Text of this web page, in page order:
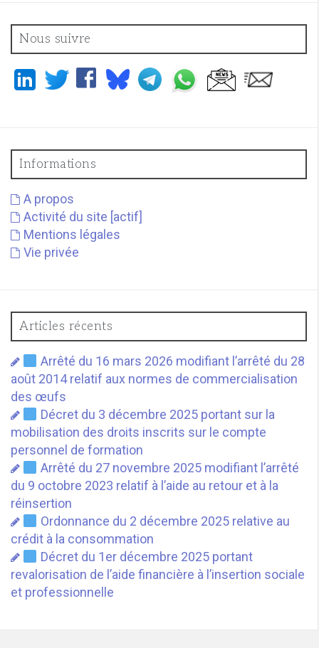
Nous suivre
Informations
A propos
Activité du site [actif]
Mentions légales
Vie privée
Articles récents
Arrêté du 16 mars 2026 modifiant l’arrêté du 28
août 2014 relatif aux normes de commercialisation
des œufs
Décret du 3 décembre 2025 portant sur la
mobilisation des droits inscrits sur le compte
personnel de formation
Arrêté du 27 novembre 2025 modifiant l’arrêté
du 9 octobre 2023 relatif à l’aide au retour et à la
réinsertion
Ordonnance du 2 décembre 2025 relative au
crédit à la consommation
Décret du 1er décembre 2025 portant
revalorisation de l’aide financière à l’insertion sociale
et professionnelle